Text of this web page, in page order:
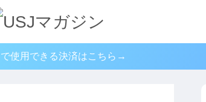
使用できる決済はこちら→